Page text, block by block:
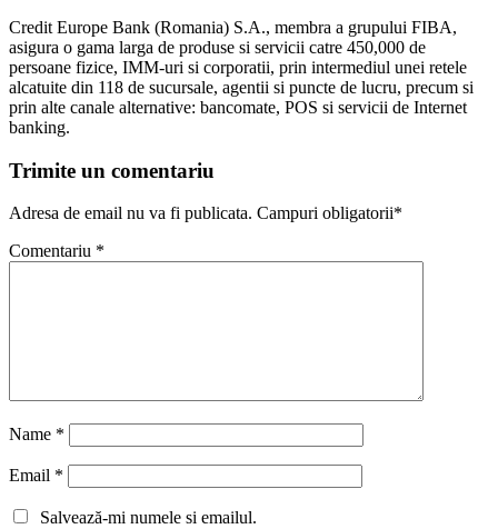
Credit Europe Bank (Romania) S.A., membra a grupului FIBA,
asigura o gama larga de produse si servicii catre 450,000 de
persoane fizice, IMM-uri si corporatii, prin intermediul unei retele
alcatuite din 118 de sucursale, agentii si puncte de lucru, precum si
prin alte canale alternative: bancomate, POS si servicii de Internet
banking.
Trimite un comentariu
Adresa de email nu va fi publicata. Campuri obligatorii*
Comentariu *
Name *
Email *
Salvează-mi numele si emailul.